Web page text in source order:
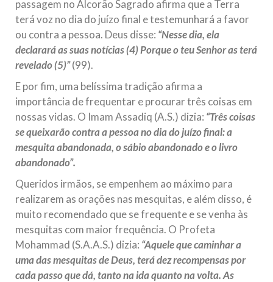
passagem no Alcorão Sagrado afirma que a Terra
terá voz no dia do juízo final e testemunhará a favor
ou contra a pessoa. Deus disse: “Nesse dia, ela
declarará as suas notícias (4) Porque o teu Senhor as terá
revelado (5)”(99).
E por fim, uma belíssima tradição afirma a
importância de frequentar e procurar três coisas em
nossas vidas. O Imam Assadiq (A.S.) dizia: “Três coisas
se queixarão contra a pessoa no dia do juízo final: a
mesquita abandonada, o sábio abandonado e o livro
abandonado”.
Queridos irmãos, se empenhem ao máximo para
realizarem as orações nas mesquitas, e além disso, é
muito recomendado que se frequente e se venha às
mesquitas com maior frequência. O Profeta
Mohammad (S.A.A.S.) dizia: “Aquele que caminhar a
uma das mesquitas de Deus, terá dez recompensas por
cada passo que dá, tanto na ida quanto na volta. As